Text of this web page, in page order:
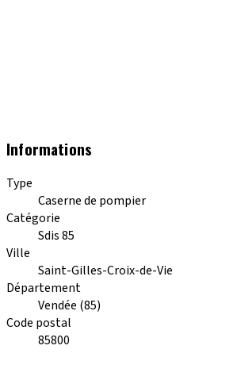
Informations
Type
Caserne de pompier
Catégorie
Sdis 85
Ville
Saint-Gilles-Croix-de-Vie
Département
Vendée (85)
Code postal
85800